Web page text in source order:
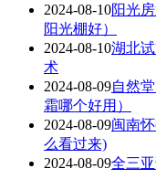
2024-08-10阳光
阳光棚好）
2024-08-10湖北
术
2024-08-09自然
霜哪个好用）
2024-08-09闽南
么看过来)
2024-08-09全三